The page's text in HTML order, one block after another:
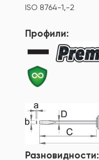
ISO 8764-1,-2
Профили:
Разновидности: